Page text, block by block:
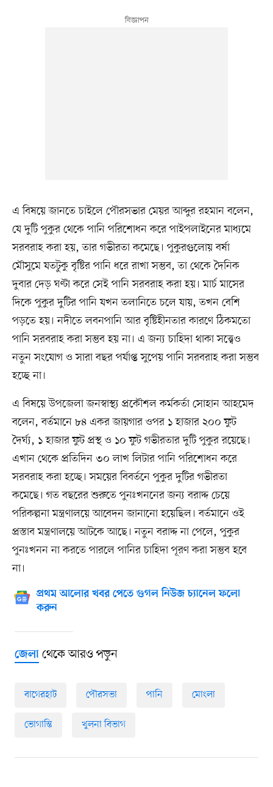
এ বিষয়ে জানতে চাইলে পৌরসভার মেয়র আব্দুর রহমান বলেন,
যে দু‌টি পুকুর থে‌কে পা‌নি প‌রি‌শোধন ক‌রে পাইপলাইনের মাধ্যমে
সরবরাহ করা হয়, তার গভীরতা কমেছে। পুকুরগু‌লোয় বর্ষা
মৌসু‌মে যতটুকু বৃ‌ষ্টির পা‌নি ধ‌রে রাখা সম্ভব, তা থে‌কে দৈ‌নিক
দুবার দেড় ঘণ্টা ক‌রে সেই পা‌নি সরবরাহ করা হয়। মার্চ মা‌সের
দি‌কে পুকুর দু‌টির পা‌নি যখন তলা‌নি‌তে চ‌লে যায়, তখন বেশি
পড়‌তে হয়। নদী‌তে লবনপা‌নি আর বৃ‌ষ্টিহীনতার কার‌ণে ঠিকমতো
পা‌নি সরবরাহ করা সম্ভব হয় না। এ জন্য চা‌হিদা থাকা স‌ত্ত্বেও
নতুন সং‌যোগ ও সারা বছর পর্যাপ্ত সু‌পেয় পা‌নি সরবরাহ করা সম্ভব
হ‌চ্ছে না।
এ বিষয়ে উপ‌জেলা জনস্বাস্থ্য প্রকৌশল কর্মকর্তা সোহান আহ‌মেদ
বলেন, বর্তমা‌নে ৮৪ একর জায়গার ওপর ১ হাজার ২০০ ফুট
দৈর্ঘ্য, ১ হাজার ফুট প্রস্থ ও ১০ ফুট গ‌ভীরতার দুটি পুকুর র‌য়ে‌ছে।
এখান থেকে প্রতিদিন ৩০ লাখ লিটার পা‌নি প‌রি‌শোধন ক‌রে
সরবরাহ করা হচ্ছে। সম‌য়ের বিবর্ত‌নে পুকুর দু‌টির গভীরতা
কমেছে। গত বছরের শুরুতে পুনঃখন‌নের জন্য বরাদ্দ চে‌য়ে
প‌রিকল্পনা মন্ত্রণাল‌য়ে আবেদন জানানো হয়েছিল। বর্তমা‌নে ওই
প্রস্তাব মন্ত্রণাল‌য়ে আট‌কে আছে। নতুন বরাদ্দ না পে‌লে, পুকুর
পুনঃখনন না কর‌তে পার‌লে পানির চা‌হিদা পূরণ করা সম্ভব হ‌বে
না।
প্রথম আলোর খবর পেতে গুগল নিউজ চ্যানেল ফলো
করুন
জেলাথেকে আরও পড়ুন
বাগেরহাট পৌরসভা পানি মোংলা
ভোগান্তি খুলনা বিভাগ